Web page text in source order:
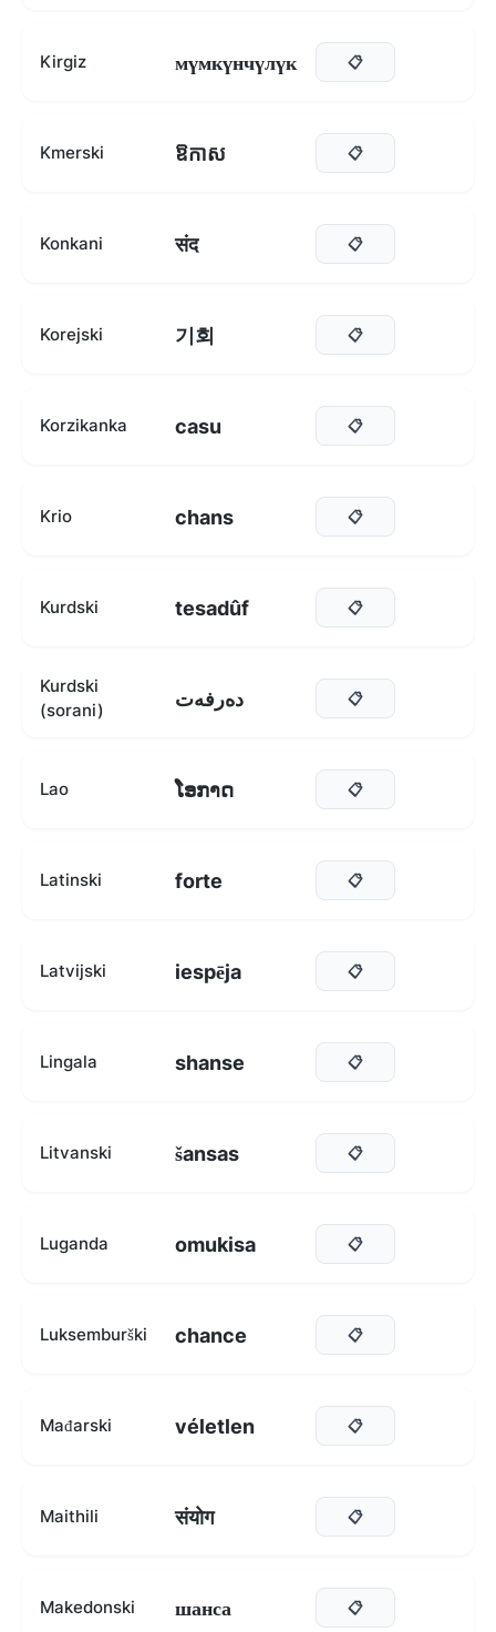
Kirgiz мүмкүнчүлүк 📋
Kmerski ឱកាស 📋
Konkani संद 📋
Korejski 기회 📋
Korzikanka casu 📋
Krio chans 📋
Kurdski tesadûf 📋
Kurdski
(sorani)
دەرفەت 📋
Lao ໂອກາດ 📋
Latinski forte 📋
Latvijski iespēja 📋
Lingala shanse 📋
Litvanski šansas 📋
Luganda omukisa 📋
Luksemburški chance 📋
Mađarski véletlen 📋
Maithili संयोग 📋
Makedonski шанса 📋